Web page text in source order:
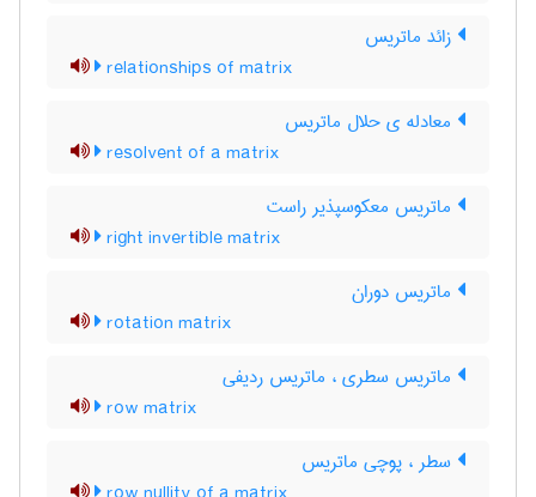
زائد ماتریس
relationships of matrix
معادله ی حلال ماتریس
resolvent of a matrix
ماتریس معکوسپذیر راست
right invertible matrix
ماتریس دوران
rotation matrix
ماتریس سطری ، ماتریس ردیفی
row matrix
سطر ، پوچی ماتریس